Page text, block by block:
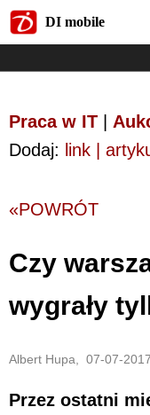
DI mobile
Praca w IT
Dodaj: link |
«POWRÓT
Czy
wygrały
Albert Hupa, 07-07-
Przez ostatni
DI mobile